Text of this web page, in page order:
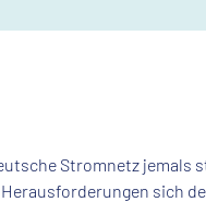
Stromnetz jemals
sich